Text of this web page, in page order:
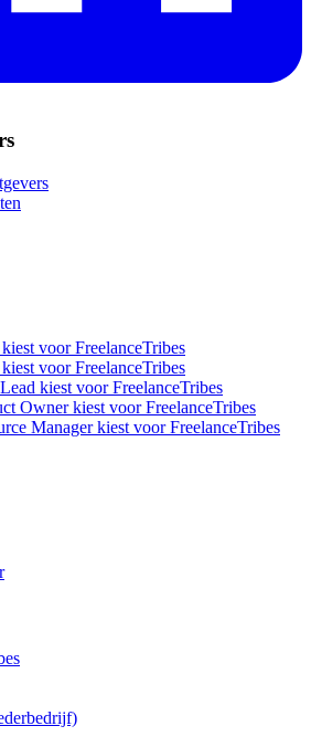
voor FreelanceTribes
voor FreelanceTribes
kiest voor FreelanceTribes
Owner kiest voor FreelanceTribes
Manager kiest voor FreelanceTribes